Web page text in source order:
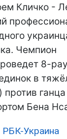
Кличко -
Чемпион
8-
в
против ганца
Бена
РБК-Украина